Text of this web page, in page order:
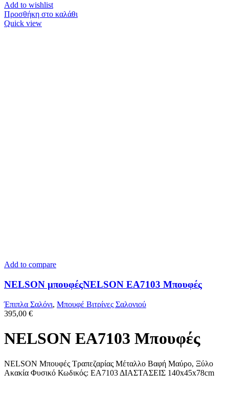
Add to wishlist
Προσθήκη στο καλάθι
Quick view
Add to compare
NELSON μπουφέςNELSON ΕΑ7103 Μπουφές
Έπιπλα Σαλόνι, Μπουφέ Βιτρίνες Σαλονιού
395,00 €
NELSON ΕΑ7103 Μπουφές
NELSON Μπουφές Τραπεζαρίας Μέταλλο Βαφή Μαύρο, Ξύλο
Ακακία Φυσικό Κωδικός: ΕΑ7103 ΔΙΑΣΤΑΣΕΙΣ 140x45x78cm